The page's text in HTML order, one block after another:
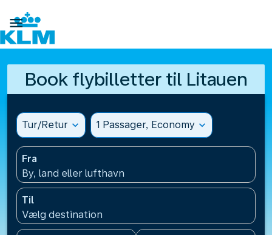

Book flybilletter til Litauen
Tur/Retur expand_more 1 Passager, Economy expand_more
Fra
By, land eller lufthavn
Til
Vælg destination